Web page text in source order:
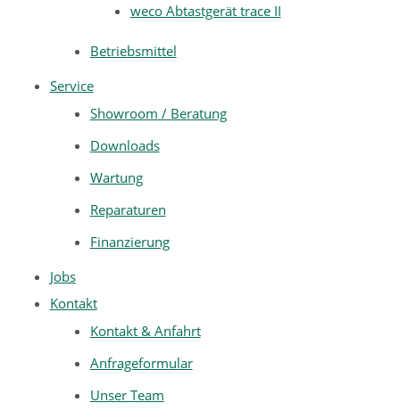
weco Abtastgerät trace II
Betriebsmittel
Service
Showroom / Beratung
Downloads
Wartung
Reparaturen
Finanzierung
Jobs
Kontakt
Kontakt & Anfahrt
Anfrageformular
Unser Team